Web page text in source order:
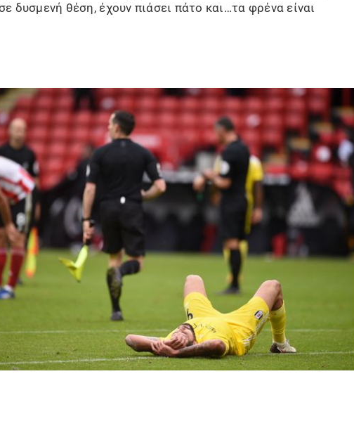
δυσμενή θέση, έχουν πιάσει πάτο και…τα φρένα είναι